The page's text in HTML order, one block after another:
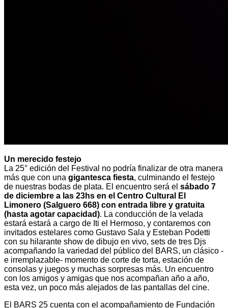
Un merecido festejo
La 25° edición del Festival no podría finalizar de otra manera
más que con una gigantesca fiesta, culminando el festejo
de nuestras bodas de plata. El encuentro será el sábado 7
de diciembre a las 23hs en el Centro Cultural El
Limonero (Salguero 668) con entrada libre y gratuita
(hasta agotar capacidad). La conducción de la velada
estará estará a cargo de Iti el Hermoso, y contaremos con
invitados estelares como Gustavo Sala y Esteban Podetti
con su hilarante show de dibujo en vivo, sets de tres Djs
acompañando la variedad del público del BARS, un clásico -
e irremplazable- momento de corte de torta, estación de
consolas y juegos y muchas sorpresas más. Un encuentro
con los amigos y amigas que nos acompañan año a año,
esta vez, un poco más alejados de las pantallas del cine.
El BARS 25 cuenta con el acompañamiento de Fundación